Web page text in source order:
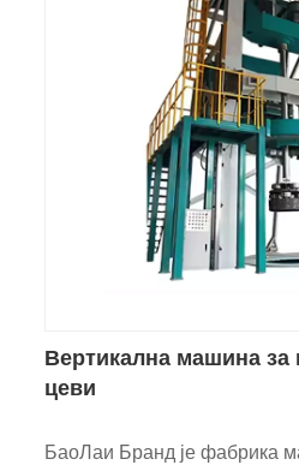
Вертикална машина за
цеви
БаоЛаи Бранд је фабрика